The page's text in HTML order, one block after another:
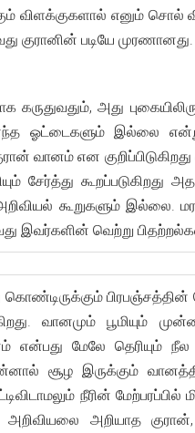
விளக்குகளால் எனும்
படியே முரணானது.
அது
இல்லை என்று
என
சேர்த்து
கூறுகளும் இல்லை.
இவர்களின் வெற்று
கொண்டிருக்கும்
வானமும் பூமியும்
மேலே தெரியும் நீல
சூழ இருக்கும்
நீரின்
அறியாத குரான்,